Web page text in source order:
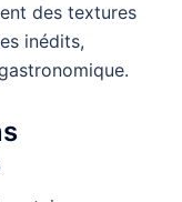
des textures
inédits,